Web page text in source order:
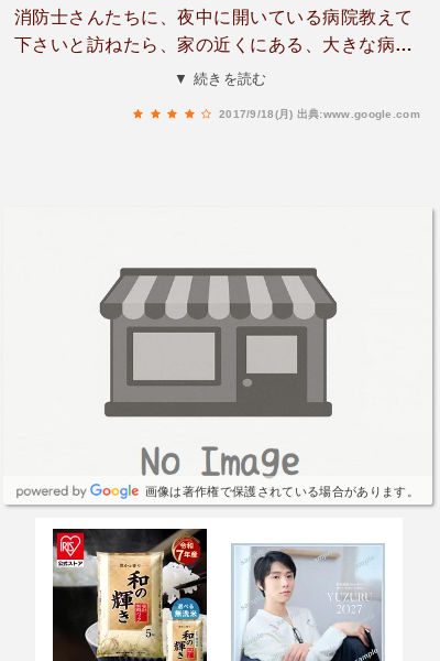
消防士さんたちに、夜中に開いている病院教えて
下さいと訪ねたら、家の近くにある、大きな病院
を教えてもらいました。とっても助かりました。
▼ 続きを読む
2017/9/18(月) 出典:www.google.com
画像は著作権で保護されている場合があります。